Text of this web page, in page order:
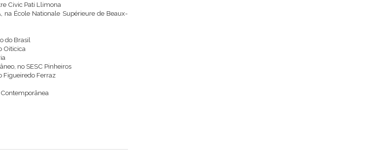
Civic Pati Llimona
École Nationale Supérieure de Beaux-
do Brasil
Oiticica
no SESC Pinheiros
Figueiredo Ferraz